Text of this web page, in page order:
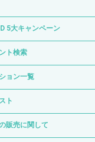
5大キャンペーン
ト検索
ョン一覧
ト
販売に関して